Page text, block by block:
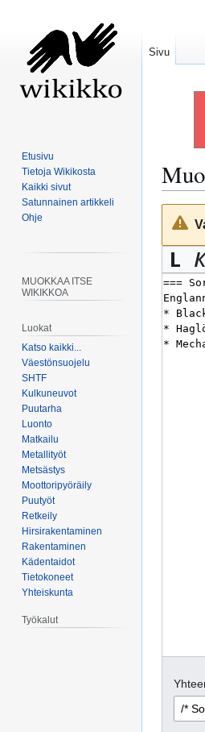
Siirry
Siirry
hakuun
Sivu
Etusivu
Tietoja Wikikosta
Kaikki sivut
Satunnainen artikkeli
Ohje
MUOKKAA ITSE
WIKIKKOA
Luokat
Katso kaikki...
Väestönsuojelu
SHTF
Kulkuneuvot
Puutarha
Luonto
Matkailu
Metallityöt
Metsästys
Moottoripyöräily
Puutyöt
Retkeily
Hirsirakentaminen
Rakentaminen
Kädentaidot
Tietokoneet
Yhteiskunta
Työkalut